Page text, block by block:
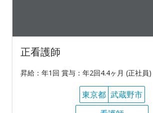
正看護師
昇給：年1回 賞与：年2回4.4ヶ月 (正社員)
東京都 武蔵野市